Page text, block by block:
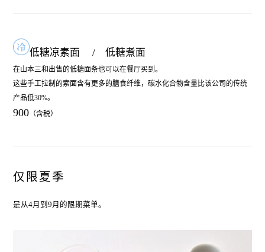
低糖凉素面 / 低糖煮面
在山本三和出售的低糖面条也可以在餐厅买到。
这些手工拉制的索面含有更多的膳食纤维，碳水化合物含量比该公司的传统
产品低30%。
900
仅限夏季
是从4月到9月的限期菜单。